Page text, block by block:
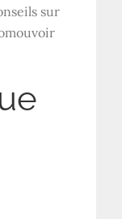
sur